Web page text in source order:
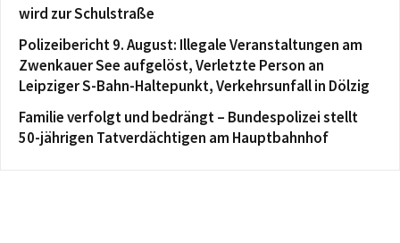
wird zur Schulstraße
Polizeibericht 9. August: Illegale Veranstaltungen am
Zwenkauer See aufgelöst, Verletzte Person an
Leipziger S-Bahn-Haltepunkt, Verkehrsunfall in Dölzig
Familie verfolgt und bedrängt – Bundespolizei stellt
50-jährigen Tatverdächtigen am Hauptbahnhof